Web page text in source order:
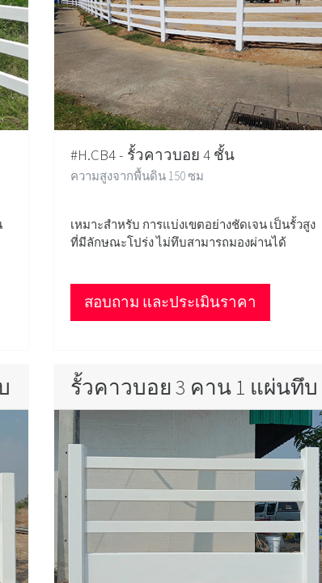
#H.CB4 - รั้วคาวบอย 4 ชั้น
ความสูงจากพื้นดิน 150 ซม
เหมาะสำหรับ การแบ่งเขตอย่างชัดเจน เป็นรั้วสูง
ที่มีลักษณะโปร่ง ไม่ทึบสามารถมองผ่านได้
สอบถาม และประเมินราคา
รั้วคาวบอย 3 คาน 1 แผ่นทึบ